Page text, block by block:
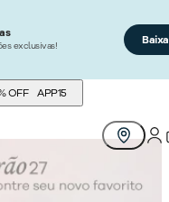
exclusivas!
OFF APP15